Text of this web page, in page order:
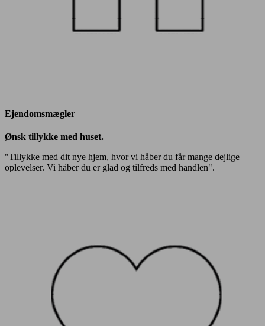
Ejendomsmægler
Ønsk tillykke med huset.
"Tillykke med dit nye hjem, hvor vi håber du får mange dejlige
oplevelser. Vi håber du er glad og tilfreds med handlen".